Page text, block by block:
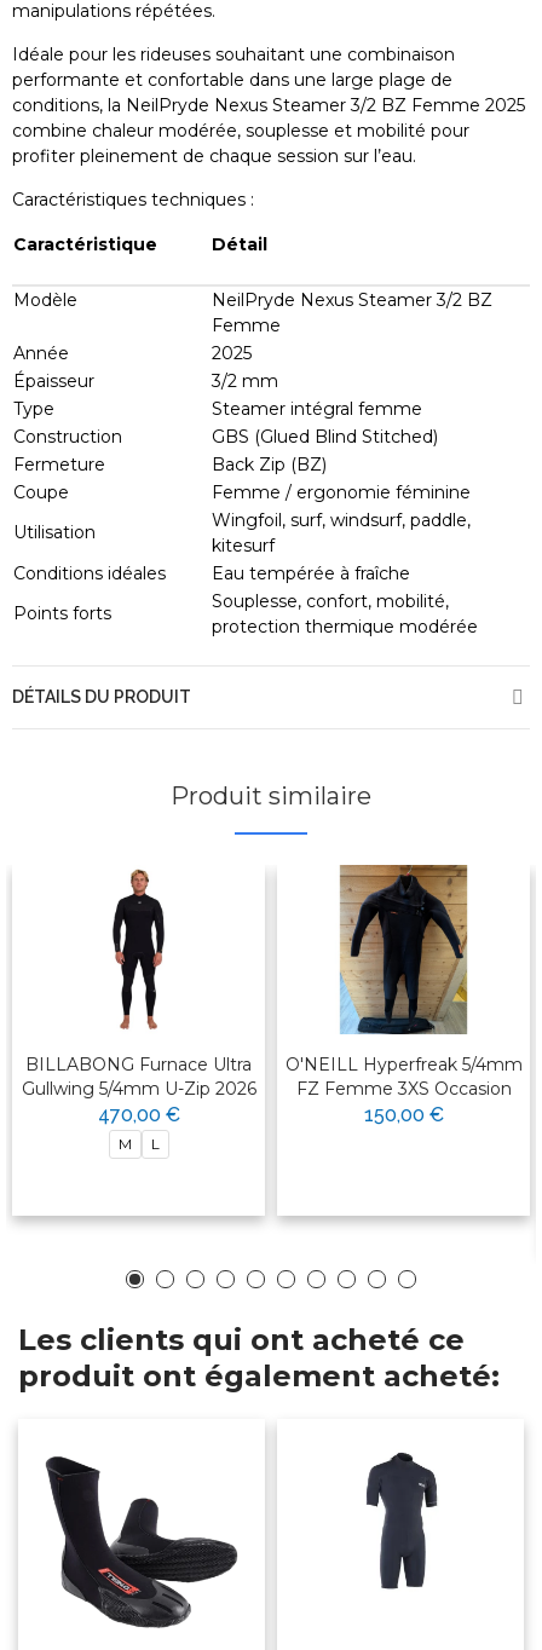
manipulations répétées.
Idéale pour les rideuses souhaitant une combinaison
performante et confortable dans une large plage de
conditions, la NeilPryde Nexus Steamer 3/2 BZ Femme 2025
combine chaleur modérée, souplesse et mobilité pour
profiter pleinement de chaque session sur l’eau.
Caractéristiques techniques :
Caractéristique Détail
Modèle
NeilPryde Nexus Steamer 3/2 BZ
Femme
Année
2025
Épaisseur
3/2 mm
Type
Steamer intégral femme
Construction
GBS (Glued Blind Stitched)
Fermeture
Back Zip (BZ)
Coupe
Femme / ergonomie féminine
Utilisation
Wingfoil, surf, windsurf, paddle,
kitesurf
Conditions idéales
Eau tempérée à fraîche
Points forts
Souplesse, confort, mobilité,
protection thermique modérée
DÉTAILS DU PRODUIT
Produit similaire
BILLABONG Furnace Ultra
Gullwing 5/4mm U-Zip 2026
470,00 €
M L
O'NEILL Hyperfreak 5/4mm
FZ Femme 3XS Occasion
150,00 €
Les clients qui ont acheté ce
produit ont également acheté: